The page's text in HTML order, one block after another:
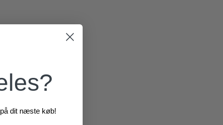
dit næste køb!